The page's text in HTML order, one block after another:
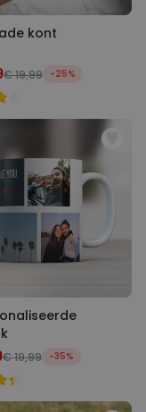
kont
€ 19,99 -25%
€ 19,99 -35%